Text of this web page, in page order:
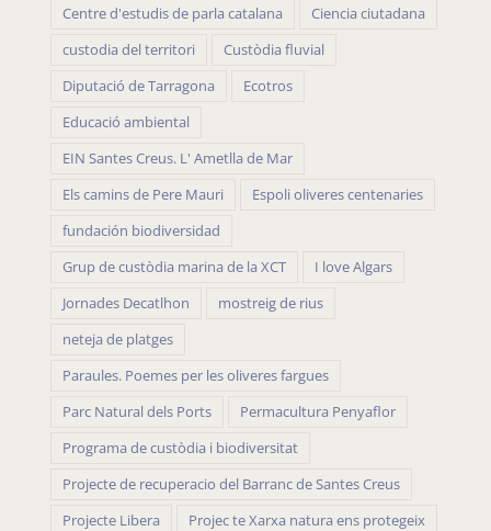
Centre d'estudis de parla catalana
Ciencia ciutadana
custodia del territori
Custòdia fluvial
Diputació de Tarragona
Ecotros
Educació ambiental
EIN Santes Creus. L' Ametlla de Mar
Els camins de Pere Mauri
Espoli oliveres centenaries
fundación biodiversidad
Grup de custòdia marina de la XCT
I love Algars
Jornades Decatlhon
mostreig de rius
neteja de platges
Paraules. Poemes per les oliveres fargues
Parc Natural dels Ports
Permacultura Penyaflor
Programa de custòdia i biodiversitat
Projecte de recuperacio del Barranc de Santes Creus
Projecte Libera
Projec te Xarxa natura ens protegeix